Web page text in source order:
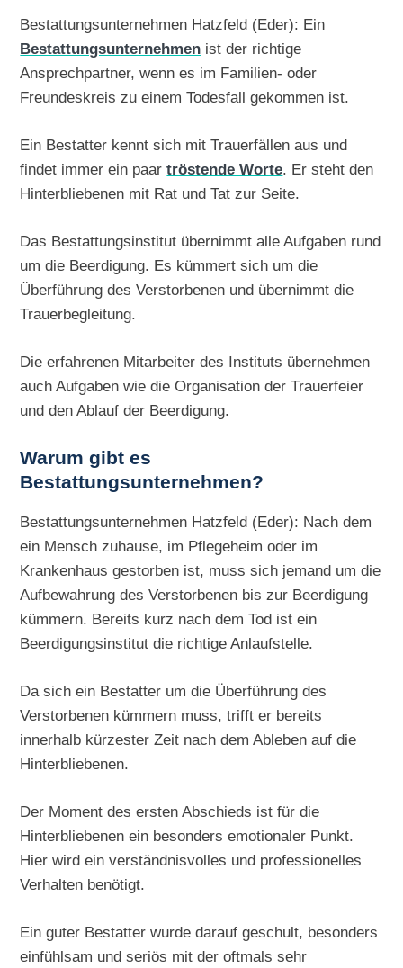
Bestattungsunternehmen Hatzfeld (Eder): Ein
Bestattungsunternehmen ist der richtige
Ansprechpartner, wenn es im Familien- oder
Freundeskreis zu einem Todesfall gekommen ist.
Ein Bestatter kennt sich mit Trauerfällen aus und
findet immer ein paartröstende Worte. Er steht den
Hinterbliebenen mit Rat und Tat zur Seite.
Das Bestattungsinstitut übernimmt alle Aufgaben rund
um die Beerdigung. Es kümmert sich um die
Überführung des Verstorbenen und übernimmt die
Trauerbegleitung.
Die erfahrenen Mitarbeiter des Instituts übernehmen
auch Aufgaben wie die Organisation der Trauerfeier
und den Ablauf der Beerdigung.
Warum gibt es
Bestattungsunternehmen?
Bestattungsunternehmen Hatzfeld (Eder): Nach dem
ein Mensch zuhause, im Pflegeheim oder im
Krankenhaus gestorben ist, muss sich jemand um die
Aufbewahrung des Verstorbenen bis zur Beerdigung
kümmern. Bereits kurz nach dem Tod ist ein
Beerdigungsinstitut die richtige Anlaufstelle.
Da sich ein Bestatter um die Überführung des
Verstorbenen kümmern muss, trifft er bereits
innerhalb kürzester Zeit nach dem Ableben auf die
Hinterbliebenen.
Der Moment des ersten Abschieds ist für die
Hinterbliebenen ein besonders emotionaler Punkt.
Hier wird ein verständnisvolles und professionelles
Verhalten benötigt.
Ein guter Bestatter wurde darauf geschult, besonders
einfühlsam und seriös mit der oftmals sehr